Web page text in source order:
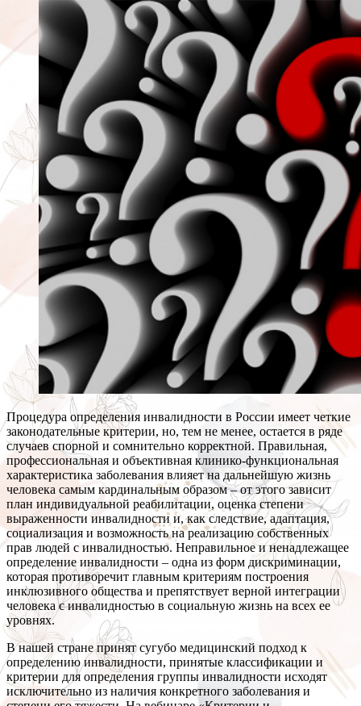
Процедура определения инвалидности в России имеет четкие
законодательные критерии, но, тем не менее, остается в ряде
случаев спорной и сомнительно корректной. Правильная,
профессиональная и объективная клинико-функциональная
характеристика заболевания влияет на дальнейшую жизнь
человека самым кардинальным образом – от этого зависит
план индивидуальной реабилитации, оценка степени
выраженности инвалидности и, как следствие, адаптация,
социализация и возможность на реализацию собственных
прав людей с инвалидностью. Неправильное и ненадлежащее
определение инвалидности – одна из форм дискриминации,
которая противоречит главным критериям построения
инклюзивного общества и препятствует верной интеграции
человека с инвалидностью в социальную жизнь на всех ее
уровнях.
В нашей стране принят сугубо медицинский подход к
определению инвалидности, принятые классификации и
критерии для определения группы инвалидности исходят
исключительно из наличия конкретного заболевания и